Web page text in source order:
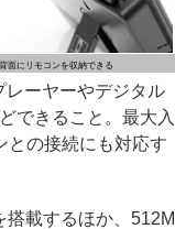
背面にリモコンを収納できる
ーヤーやデジタル
できること。最大入
との接続にも対応す
載するほか、512M